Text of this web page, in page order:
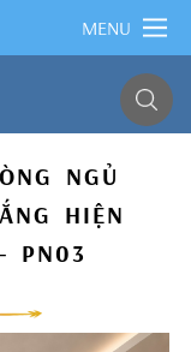
MENU
NGỦ
HIỆN
PN03